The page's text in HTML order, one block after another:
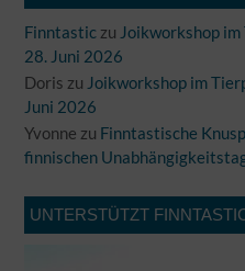
Finntastic zu Joikworkshop
28. Juni 2026
Doris zu Joikworkshop im
Juni 2026
Yvonne zu Finntastische
finnischen
UNTERSTÜTZT